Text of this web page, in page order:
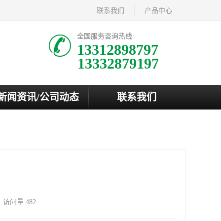
联系我们 产品中心
全国服务咨询热线:
13312898797
闻资讯/公司动态 联系我们
问量:482